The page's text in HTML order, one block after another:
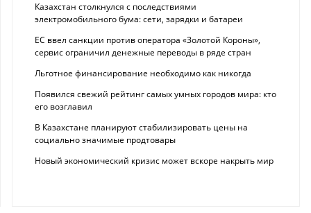
Казахстан столкнулся с последствиями
электромобильного бума: сети, зарядки и батареи
ЕС ввел санкции против оператора «Золотой Короны»,
сервис ограничил денежные переводы в ряде стран
Льготное финансирование необходимо как никогда
Появился свежий рейтинг самых умных городов мира: кто
его возглавил
В Казахстане планируют стабилизировать цены на
социально значимые продтовары
Новый экономический кризис может вскоре накрыть мир